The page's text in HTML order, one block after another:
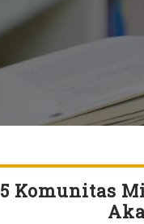
5 Komunitas